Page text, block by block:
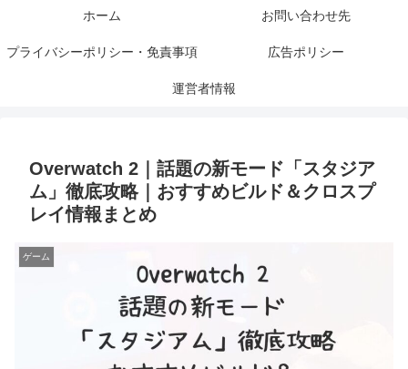
ホーム お問い合わせ先
プライバシーポリシー・免責事項 広告ポリシー
運営者情報
Overwatch 2｜話題の新モード「スタジア
ム」徹底攻略｜おすすめビルド＆クロスプ
レイ情報まとめ
ゲーム